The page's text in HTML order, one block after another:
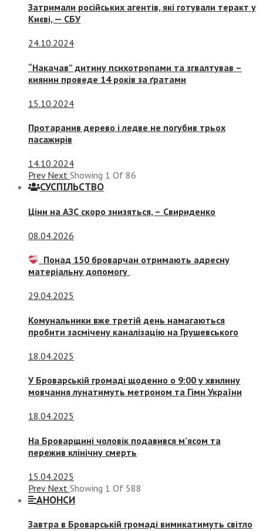
Затримали російських агентів, які готували теракт у
Києві, — СБУ
24.10.2024
“Накачав” дитину психотропами та згвалтував –
киянин проведе 14 років за ґратами
15.10.2024
Протаранив дерево і ледве не погубив трьох
пасажирів
14.10.2024
Prev Next Showing 1 Of 86
СУСПIЛЬСТВО
Ціни на АЗС скоро знизяться, – Свириденко
08.04.2026
Понад 150 броварчан отримають адресну
матеріальну допомогу
29.04.2025
Комунальники вже третій день намагаються
пробити засмічену каналізацію на Грушевського
18.04.2025
У Броварській громаді щоденно о 9:00 у хвилину
мовчання лунатимуть метроном та Гімн України
18.04.2025
На Броварщині чоловік подавився м’ясом та
пережив клінічну смерть
15.04.2025
Prev Next Showing 1 Of 588
АНОНСИ
Завтра в Броварській громаді вимикатимуть світло